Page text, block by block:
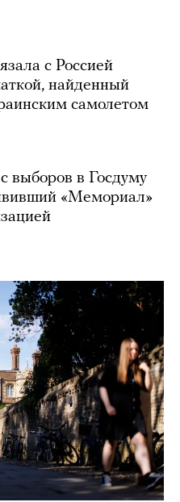
с Россией
найденный
самолетом
выборов в Госдуму
«Мемориал»